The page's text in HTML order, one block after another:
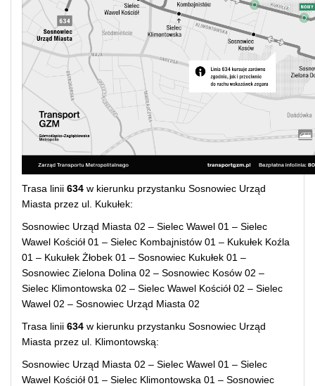
Trasa linii 634 w kierunku przystanku Sosnowiec Urząd
Miasta przez ul. Kukułek:
Sosnowiec Urząd Miasta 02 – Sielec Wawel 01 – Sielec
Wawel Kościół 01 – Sielec Kombajnistów 01 – Kukułek Koźla
01 – Kukułek Żłobek 01 – Sosnowiec Kukułek 01 –
Sosnowiec Zielona Dolina 02 – Sosnowiec Kosów 02 –
Sielec Klimontowska 02 – Sielec Wawel Kościół 02 – Sielec
Wawel 02 – Sosnowiec Urząd Miasta 02
Trasa linii 634 w kierunku przystanku Sosnowiec Urząd
Miasta przez ul. Klimontowską:
Sosnowiec Urząd Miasta 02 – Sielec Wawel 01 – Sielec
Wawel Kościół 01 – Sielec Klimontowska 01 – Sosnowiec